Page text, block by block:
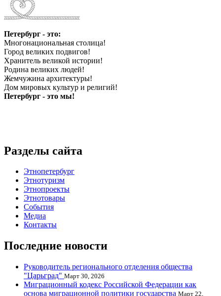
Петербург - это:
Многонациональная столица!
Город великих подвигов!
Хранитель великой истории!
Родина великих людей!
Жемчужина архитектуры!
Дом мировых культур и религий!
Петербург - это мы!
Разделы сайта
Этнопетербург
Этнотуризм
Этнопроекты
Этнотовары
События
Медиа
Контакты
Последние новости
Руководитель регионального отделения общества
"Царьград" Март 30, 2026
Миграционный кодекс Российской Федерации как
основа миграционной политики государства Март 22,